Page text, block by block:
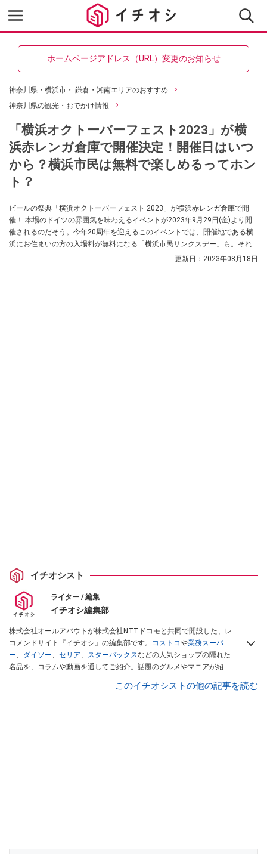
ホームページアドレス（URL）変更のお知らせ
神奈川県・横浜市・ 鎌倉・湘南エリアのおすすめ
神奈川県の観光・おでかけ情報
「横浜オクトーバーフェスト2023」が横
浜赤レンガ倉庫で開催決定！開催日はいつ
から？横浜市民は無料で楽しめるってホン
ト？
ビールの祭典「横浜オクトーバーフェスト 2023」が横浜赤レンガ倉庫で開
催！ 本場のドイツの雰囲気を味わえるイベントが2023年9月29日(金)より開
催されるのだそう。今年20周年を迎えるこのイベントでは、開催地である横
浜にお住まいの方の入場料が無料になる「横浜市民サンクスデー」も。それ
以外の方も公式アプリに登録するとお得に楽しめるのだそう。
更新日： 2023年08月18日
イチオシスト
ライター / 編集
イチオシ編集部
株式会社オールアバウトが株式会社NTTドコモと共同で開設した、レ
コメンドサイト『イチオシ』の編集部です。 コストコや業務スーパ
ー、 ダイソー、 セリア、 スターバックスなどの人気ショップの隠れた
名品を、コラムや動画を通してご紹介。話題のグルメやマニアが紹介
インフルエンサーが実際に使用してレビューしています。毎日トレン
このイチオシストの他の記事を読む